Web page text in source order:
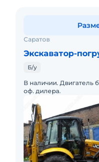
Саратов
Экскаватор-
Б/у
В наличии. Двигатель
оф. дилера.